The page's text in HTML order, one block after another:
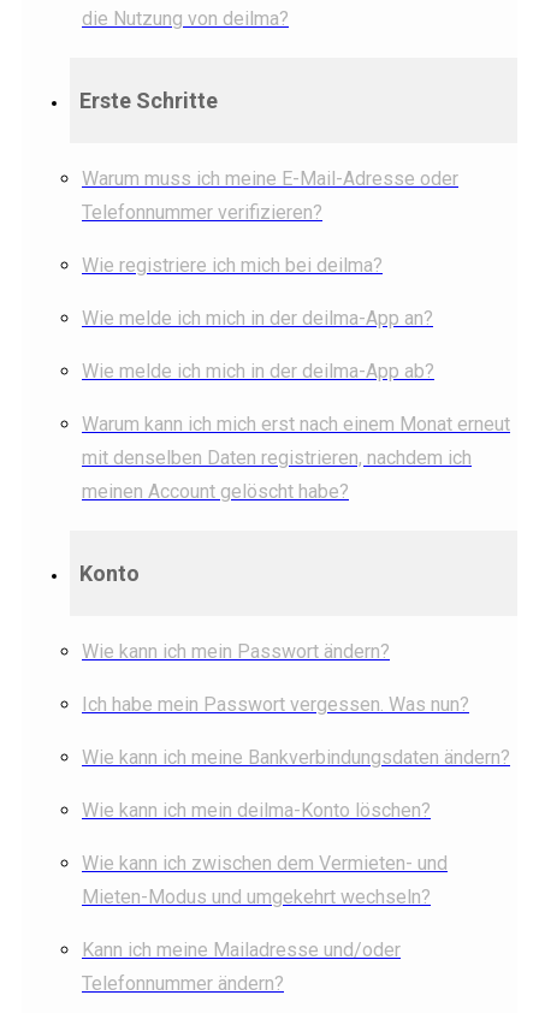
die Nutzung von deilma?
Erste Schritte
Warum muss ich meine E-Mail-Adresse oder
Telefonnummer verifizieren?
Wie registriere ich mich bei deilma?
Wie melde ich mich in der deilma-App an?
Wie melde ich mich in der deilma-App ab?
Warum kann ich mich erst nach einem Monat erneut
mit denselben Daten registrieren, nachdem ich
meinen Account gelöscht habe?
Konto
Wie kann ich mein Passwort ändern?
Ich habe mein Passwort vergessen. Was nun?
Wie kann ich meine Bankverbindungsdaten ändern?
Wie kann ich mein deilma-Konto löschen?
Wie kann ich zwischen dem Vermieten- und
Mieten-Modus und umgekehrt wechseln?
Kann ich meine Mailadresse und/oder
Telefonnummer ändern?